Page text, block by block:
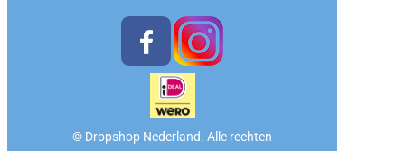
© Dropshop Nederland. Alle rechten